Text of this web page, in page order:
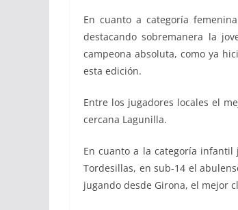
En cuanto a categoría
destacando sobremanera la
campeona absoluta, como ya
esta edición.
Entre los jugadores locales el
cercana Lagunilla.
En cuanto a la categoría
Tordesillas, en sub-14 el
jugando desde Girona, el mejor